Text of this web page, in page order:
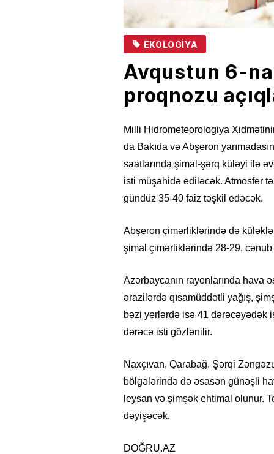
EKOLOGIYA
Avqustun 6-
proqnozu
Milli Hidrometeorologiya
da Bakıda və Abşeron
saatlarında şimal-şərq küləyi ilə
isti müşahidə ediləcək. Atmosfer
gündüz 35-40 faiz təşkil edəcək.
Abşeron çimərliklərində də
şimal çimərliklərində 28-29,
Azərbaycanın rayonlarında hava
ərazilərdə qısamüddətli yağış,
bəzi yerlərdə isə 41 dərəcəyədək
dərəcə isti gözlənilir.
Naxçıvan, Qarabağ, Şərqi
bölgələrində də əsasən günəşli
leysan və şimşək ehtimal olunur.
dəyişəcək.
DOĞRU.AZ